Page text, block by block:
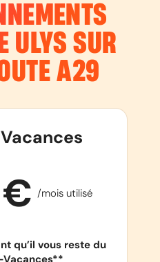
ULYS SUR
A29
/mois utilisé
qu’il vous reste du